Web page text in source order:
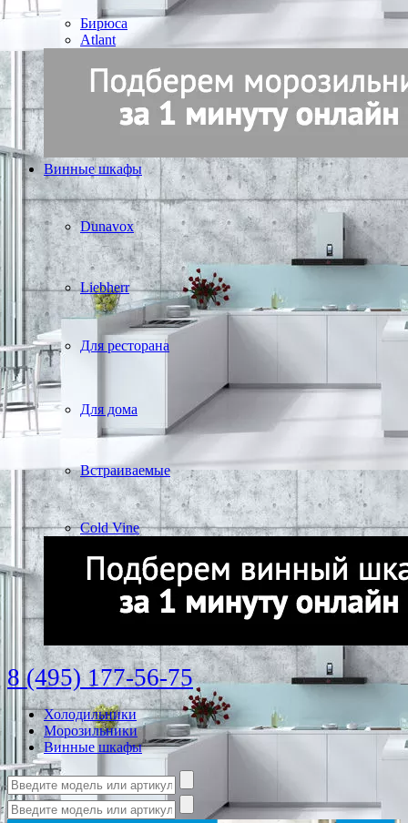
Бирюса
Atlant
Винные шкафы
Dunavox
Liebherr
Для ресторана
Для дома
Встраиваемые
Cold Vine
8 (495) 177-56-75
Холодильники
Морозильники
Винные шкафы